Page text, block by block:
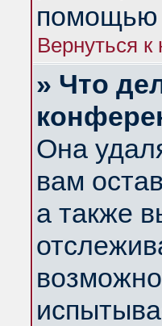
помощью
Вернуться к
» Что
Она
вам
а также